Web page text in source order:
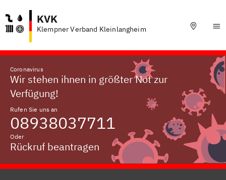
KVK
Klempner Verband Kleinlangheim
Coronavirus
Wir stehen ihnen in größter Not zur
Verfügung!
Rufen Sie uns an
08938037711
Oder
Rückruf beantragen